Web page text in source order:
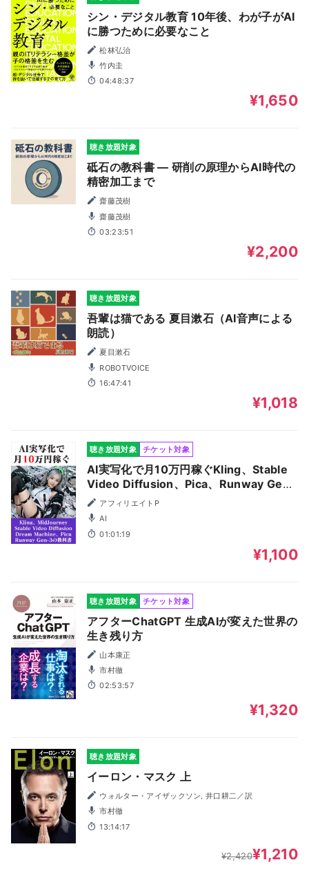
シン・デジタル教育 10年後、わが子がAI
に勝つために必要なこと
松林弘治
竹内圭
04:48:37
¥1,650
聴き放題対象
砥石の教科書 ― 研削の原理からAI時代の
精密加工まで
齋藤茂樹
齋藤茂樹
03:23:51
¥2,200
聴き放題対象
吾輩は猫である 夏目漱石（AI音声による
朗読）
夏目漱石
ROBOTVOICE
16:47:41
¥1,018
聴き放題対象 チケット対象
AI実写化で月10万円稼ぐKling、Stable
Video Diffusion、Pica、Runway Gen-
3、MidJourney、Dream Machine
アフィリエイトP
AI
01:01:19
¥1,100
聴き放題対象 チケット対象
アフターChatGPT 生成AIが変えた世界の
生き残り方
山本康正
市村徹
02:53:57
¥1,320
聴き放題対象
イーロン・マスク 上
ウォルター・アイザックソン, 井口耕二／訳
市村徹
13:14:17
¥2,420¥1,210